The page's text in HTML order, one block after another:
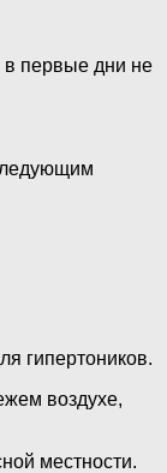
в первые дни не
гипертоников.
воздухе,
местности.